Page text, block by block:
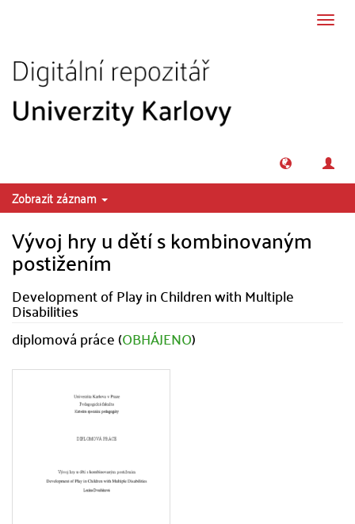
Zobrazit záznam
Vývoj hry u dětí s kombinovaným
postižením
Development of Play in Children with Multiple
Disabilities
diplomová práce (OBHÁJENO)